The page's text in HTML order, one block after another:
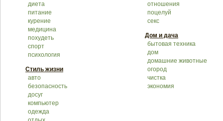
диета
питание
курение
медицина
похудеть
спорт
психология
Стиль жизни
авто
безопасность
досуг
компьютер
одежда
отношения
поцелуй
секс
Дом и дача
бытовая техника
дом
домашние животные
огород
чистка
экономия